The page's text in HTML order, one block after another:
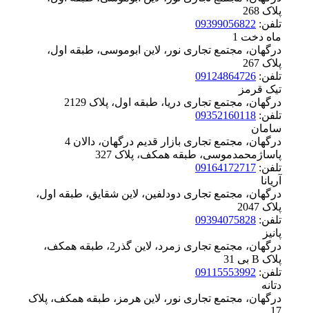
پلاک ‪268
تلفن: 09399056822
ماه دخت 1
درگهان، مجتمع تجاری نور، لاین ابوموسی، طبقه اول،
پلاک ‪267
تلفن: 09124864726
تیک قرمز
درگهان، مجتمع تجاری دریا، طبقه اول، پلاک ‪2129
تلفن: 09352160118
سامان
درگهان، مجتمع تجاری بازار قدیم درگهان، دالان 4
پاساژمحمدموسی، طبقه همکف، پلاک ‪327
تلفن: 09164172717
آریانا
درگهان، مجتمع تجاری دودلفین، لاین شقایق، طبقه اول،
پلاک ‪2047
تلفن: 09394075828
پانیز
درگهان، مجتمع تجاری زمرد، لاین گذر2، طبقه همکف،
پلاک ‪بی 31 B
تلفن: 09115553992
دتانه
درگهان، مجتمع تجاری نور، لاین هرمز، طبقه همکف، پلاک
‪17